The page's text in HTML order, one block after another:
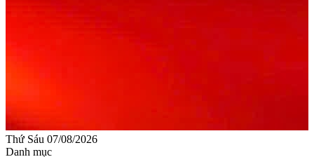
Thứ Sáu 07/08/2026
Danh mục